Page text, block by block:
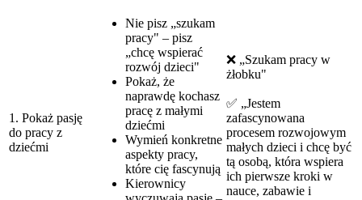
1. Pokaż pasję
do pracy z
dziećmi
Nie pisz „szukam
pracy" – pisz
„chcę wspierać
rozwój dzieci"
Pokaż, że
naprawdę kochasz
pracę z małymi
dziećmi
Wymień konkretne
aspekty pracy,
które cię fascynują
Kierownicy
❌ „Szukam pracy w
żłobku"
✅ „Jestem
zafascynowana
procesem rozwojowym
małych dzieci i chcę być
tą osobą, która wspiera
ich pierwsze kroki w
nauce, zabawie i